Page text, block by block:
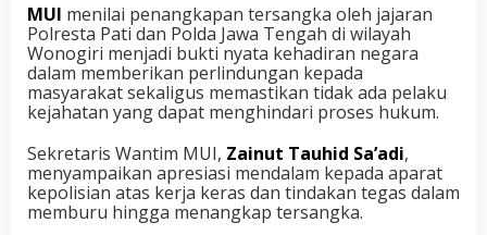
MUI menilai penangkapan tersangka oleh jajaran
Polresta Pati dan Polda Jawa Tengah di wilayah
Wonogiri menjadi bukti nyata kehadiran negara
dalam memberikan perlindungan kepada
masyarakat sekaligus memastikan tidak ada pelaku
kejahatan yang dapat menghindari proses hukum.
Sekretaris Wantim MUI, Zainut Tauhid Sa’adi,
menyampaikan apresiasi mendalam kepada aparat
kepolisian atas kerja keras dan tindakan tegas dalam
memburu hingga menangkap tersangka.